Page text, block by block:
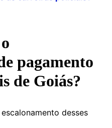
pagamento
de Goiás?
desses